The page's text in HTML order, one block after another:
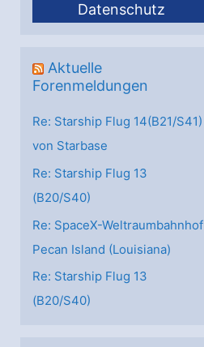
Datenschutz
Aktuelle
Forenmeldungen
Re: Starship Flug 14(B21/S41)
von Starbase
Re: Starship Flug 13
(B20/S40)
Re: SpaceX-Weltraumbahnhof
Pecan Island (Louisiana)
Re: Starship Flug 13
(B20/S40)